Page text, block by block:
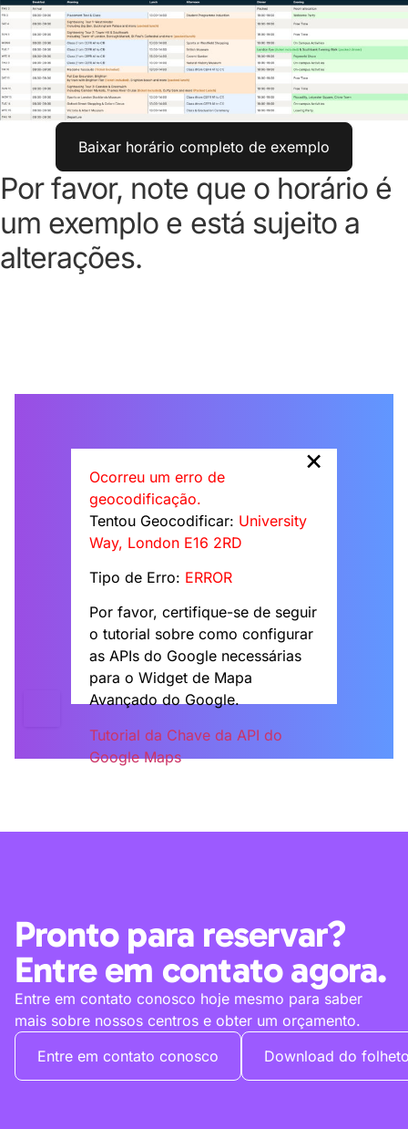
Baixar horário completo de exemplo
Por favor, note que o horário é
um exemplo e está sujeito a
alterações.
×
Ocorreu um erro de
geocodificação.
Tentou Geocodificar: University
Way, London E16 2RD
Tipo de Erro: ERROR
Por favor, certifique-se de seguir
o tutorial sobre como configurar
as APIs do Google necessárias
para o Widget de Mapa
Avançado do Google.
Tutorial da Chave da API do
Google Maps
Pronto para reservar?
Entre em contato agora.
Entre em contato conosco hoje mesmo para saber
mais sobre nossos centros e obter um orçamento.
Entre em contato conosco
Download do